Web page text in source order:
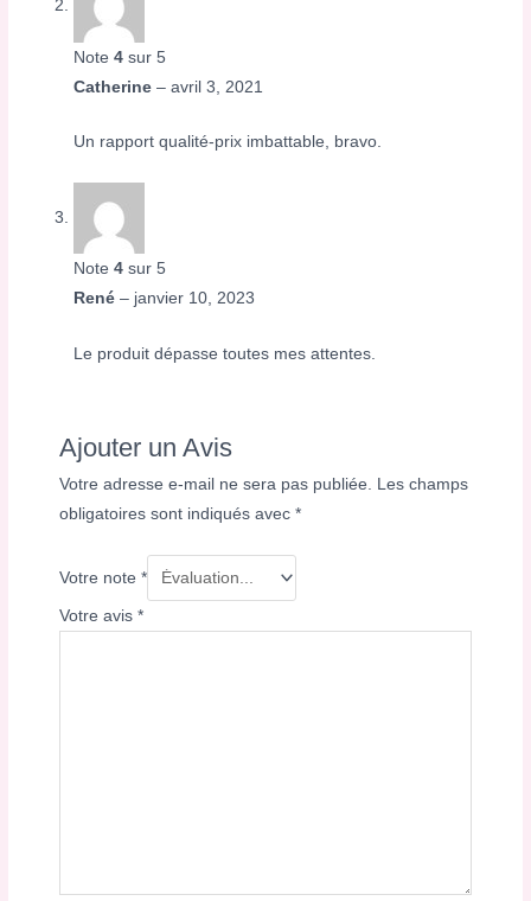
Note4 sur 5
Catherine– avril 3, 2021
Un rapport qualité-prix imbattable, bravo.
Note4 sur 5
René– janvier 10, 2023
Le produit dépasse toutes mes attentes.
Ajouter un Avis
Votre adresse e-mail ne sera pas publiée. Les champs
obligatoires sont indiqués avec*
Votre note*
Votre avis*